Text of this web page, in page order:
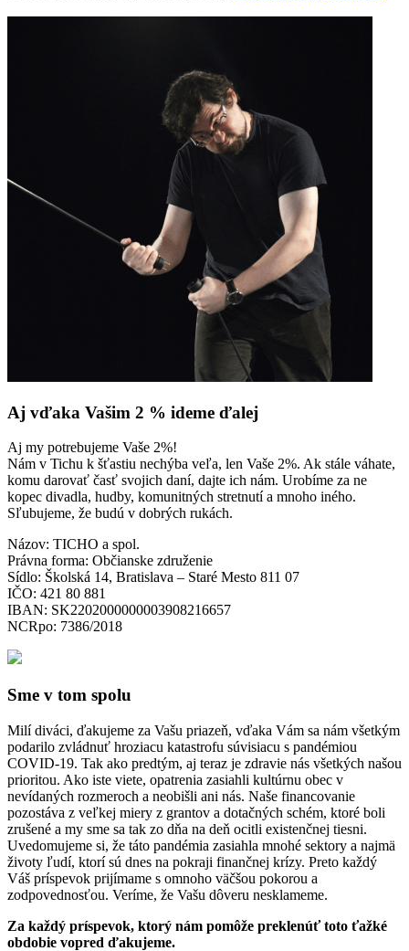
Aj vďaka Vašim 2 % ideme ďalej
Aj my potrebujeme Vaše 2%!
Nám v Tichu k šťastiu nechýba veľa, len Vaše 2%. Ak stále váhate,
komu darovať časť svojich daní, dajte ich nám. Urobíme za ne
kopec divadla, hudby, komunitných stretnutí a mnoho iného.
Sľubujeme, že budú v dobrých rukách.
Názov: TICHO a spol.
Právna forma: Občianske združenie
Sídlo: Školská 14, Bratislava – Staré Mesto 811 07
IČO: 421 80 881
IBAN: SK2202000000003908216657
NCRpo: 7386/2018
Sme v tom spolu
Milí diváci, ďakujeme za Vašu priazeň, vďaka Vám sa nám všetkým
podarilo zvládnuť hroziacu katastrofu súvisiacu s pandémiou
COVID-19. Tak ako predtým, aj teraz je zdravie nás všetkých našou
prioritou. Ako iste viete, opatrenia zasiahli kultúrnu obec v
nevídaných rozmeroch a neobišli ani nás. Naše financovanie
pozostáva z veľkej miery z grantov a dotačných schém, ktoré boli
zrušené a my sme sa tak zo dňa na deň ocitli existenčnej tiesni.
Uvedomujeme si, že táto pandémia zasiahla mnohé sektory a najmä
životy ľudí, ktorí sú dnes na pokraji finančnej krízy. Preto každý
Váš príspevok prijímame s omnoho väčšou pokorou a
zodpovednosťou. Veríme, že Vašu dôveru nesklameme.
Za každý príspevok, ktorý nám pomôže preklenúť toto ťažké
obdobie vopred ďakujeme.